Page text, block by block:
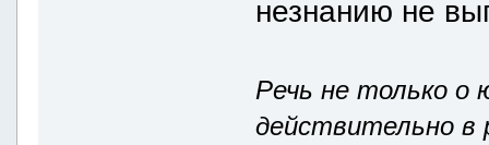
незнанию не
Речь не только о
действительно в